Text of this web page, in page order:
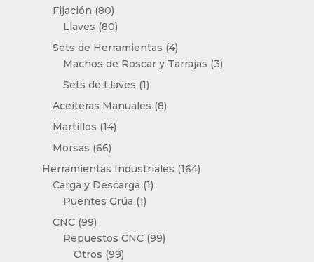
Fijación 8080
productos
Llaves 8080
productos
Sets de Herramientas 44
productos
Machos de Roscar y Tarrajas 33
Sets de Llaves 11
producto
Aceiteras Manuales 88
Martillos 1414
Morsas 6666
productos
Herramientas Industriales 164164
Carga y Descarga 11
Puentes Grúa 11
CNC 9999
productos
Repuestos CNC 9999
Otros 9999